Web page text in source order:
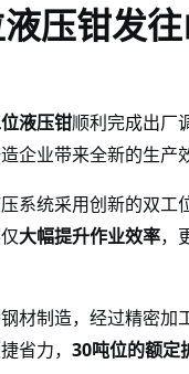
液压钳发
液压钳顺利完成出厂
企业带来全新的生产
系统采用创新的双工
大幅提升作业效率，
材制造，经过精密
省力， 30吨位的额定